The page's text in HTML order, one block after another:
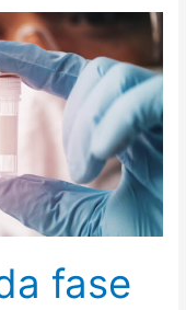
fase